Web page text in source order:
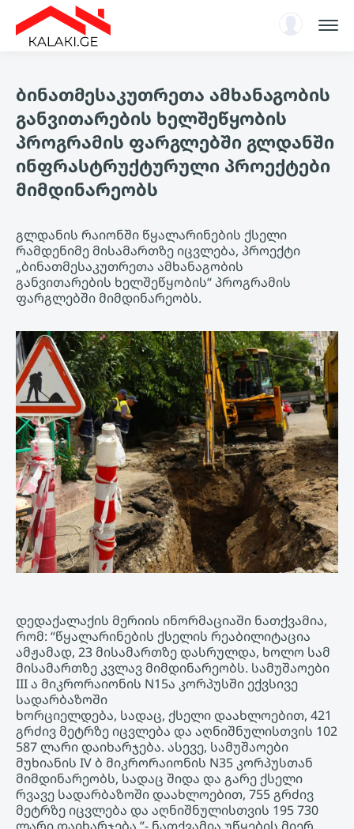
სარჩევი
ენციკლოპედია
ახალი ამბები, ანალიტიკა
ავტორიზაცია
KA
ბინათმესაკუთრეთა ამხანაგობის
განვითარების ხელშეწყობის
პროგრამის ფარგლებში გლდანში
ინფრასტრუქტურული პროექტები
მიმდინარეობს
გლდანის რაიონში წყალარინების ქსელი
რამდენიმე მისამართზე იცვლება, პროექტი
„ბინათმესაკუთრეთა ამხანაგობის
განვითარების ხელშეწყობის“ პროგრამის
ფარგლებში მიმდინარეობს.
დედაქალაქის მერიის ინორმაციაში ნათქვამია,
რომ: “წყალარინების ქსელის რეაბილიტაცია
ამჟამად, 23 მისამართზე დასრულდა, ხოლო სამ
მისამართზე კვლავ მიმდინარეობს. სამუშაოები
III ა მიკრორაიონის N15ა კორპუსში ექვსივე
სადარბაზოში
ხორციელდება, სადაც, ქსელი დაახლოებით, 421
გრძივ მეტრზე იცვლება და აღნიშნულისთვის 102
587 ლარი დაიხარჯება. ასევე, სამუშაოები
მუხიანის IV ბ მიკრორაიონის N35 კორპუსთან
მიმდინარეობს, სადაც შიდა და გარე ქსელი
რვავე სადარბაზოში დაახლოებით, 755 გრძივ
მეტრზე იცვლება და აღნიშნულისთვის 195 730